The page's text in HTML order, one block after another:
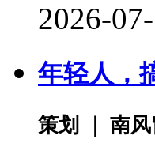
2026-
年轻人，
策划 ｜ 南